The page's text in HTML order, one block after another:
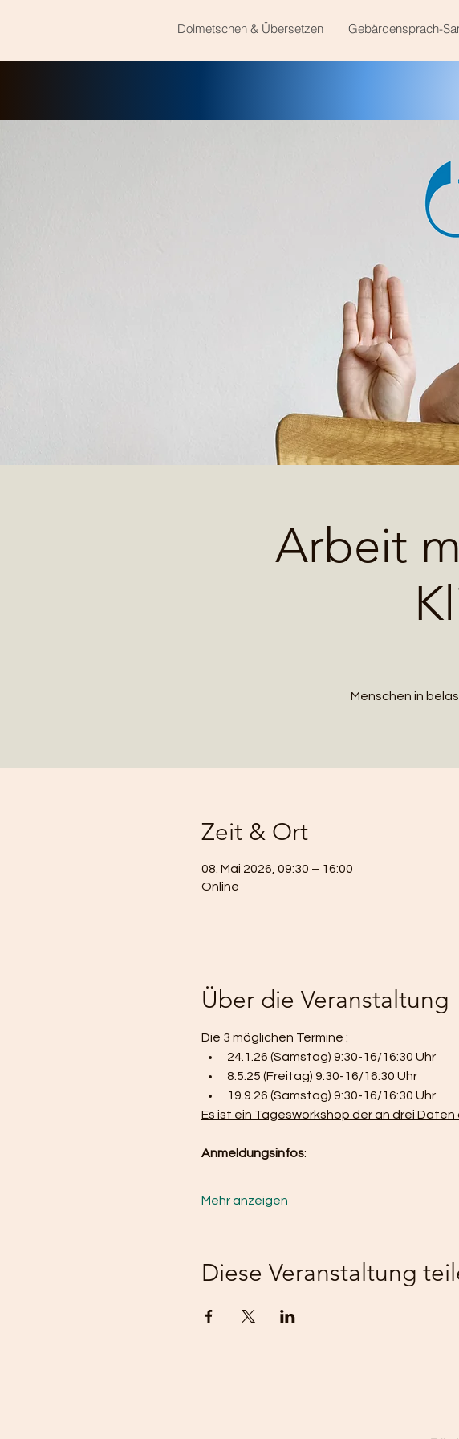
Dolmetschen & Übersetzen Gebärdensprach-
Arbeit
Menschen in
Zeit & Ort
08. Mai 2026, 09:30 – 16:00
Online
Über die Veranstaltung
Die 3 möglichen Termine :
24.1.26 (Samstag) 9:30-16/16:30 Uhr
8.5.25 (Freitag) 9:30-16/16:30 Uhr
19.9.26 (Samstag) 9:30-16/16:30 Uhr
Es ist ein Tagesworkshop der an drei Daten
Anmeldungsinfos:
Mehr anzeigen
Diese Veranstaltung